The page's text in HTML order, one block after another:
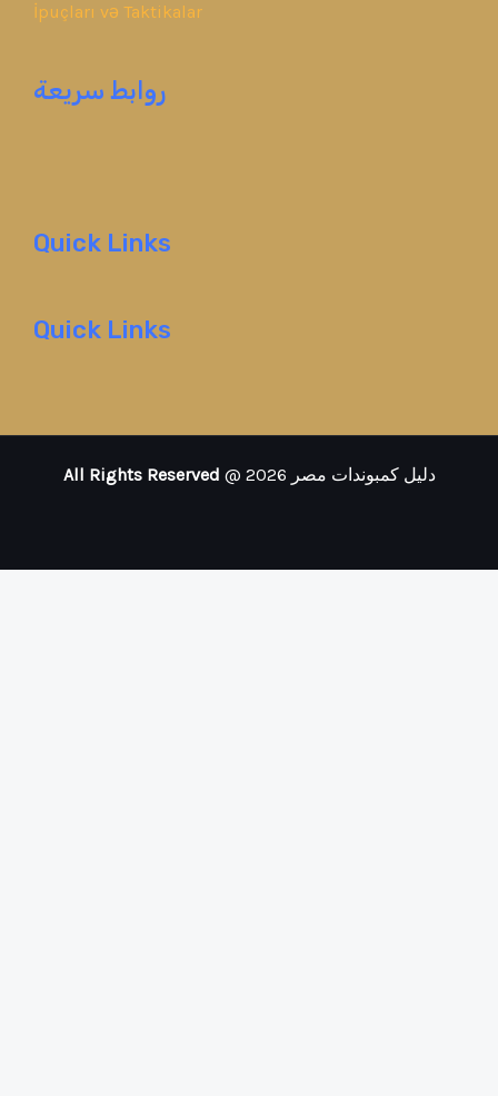
İpuçları və Taktikalar
روابط سريعة
Quick Links
Quick Links
All Rights Reserved @ 2026 دليل كمبوندات مصر